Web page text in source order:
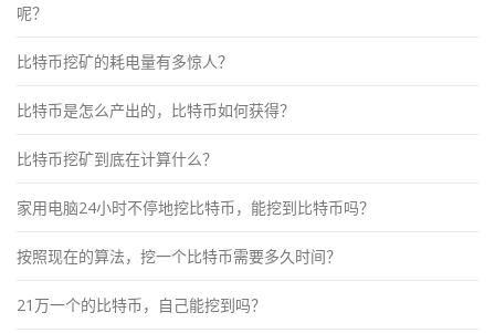
呢？
比特币挖矿的耗电量有多惊人？
比特币是怎么产出的，比特币如何获得？
比特币挖矿到底在计算什么？
家用电脑24小时不停地挖比特币，能挖到比特币吗？
按照现在的算法，挖一个比特币需要多久时间？
21万一个的比特币，自己能挖到吗？